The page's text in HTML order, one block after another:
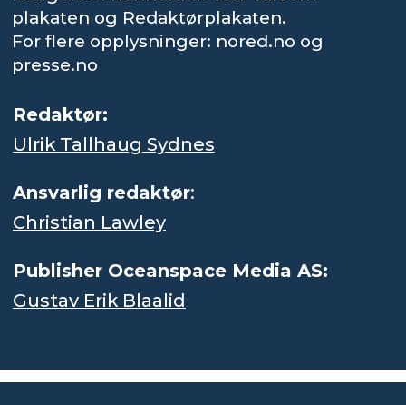
plakaten og Redaktørplakaten.
For flere opplysninger: nored.no og
presse.no
Redaktør:
Ulrik Tallhaug Sydnes
Ansvarlig redaktør:
Christian Lawley
Publisher Oceanspace Media AS:
Gustav Erik Blaalid